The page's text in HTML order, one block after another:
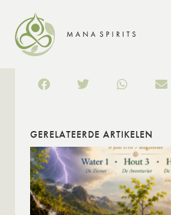
GERELATEERDE ARTIKELEN